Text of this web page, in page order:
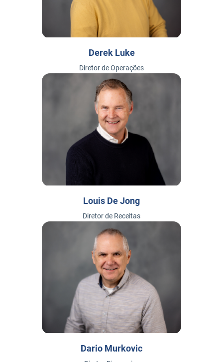
Derek Luke
Diretor de Operações
Louis De Jong
Diretor de Receitas
Dario Murkovic